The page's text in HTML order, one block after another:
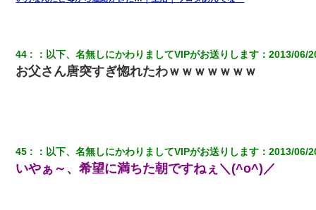
44 ： 以下、名無しにかわりましてVIPがお送りします ：2013/06/
お父さん唐突すぎ惚れたわｗｗｗｗｗｗｗ
45 ： 以下、名無しにかわりましてVIPがお送りします ：2013/06/
いやぁ～、希望に満ちた朝ですねぇ＼(^o^)／